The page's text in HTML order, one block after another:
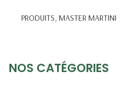
NOS CATÉGORIES
PRODUITS, MASTER MARTINI